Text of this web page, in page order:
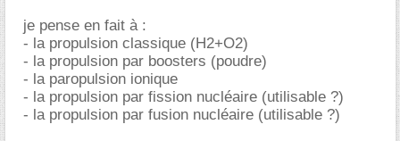
je pense en fait à :
- la propulsion classique (H2+O2)
- la propulsion par boosters (poudre)
- la paropulsion ionique
- la propulsion par fission nucléaire (utilisable ?)
- la propulsion par fusion nucléaire (utilisable ?)